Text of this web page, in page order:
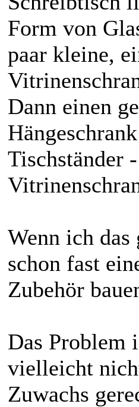
Form von
paar kleine,
Dann einen
Tischständer
Wenn ich das
schon fast
Zubehör
Das Problem
vielleicht
Zuwachs